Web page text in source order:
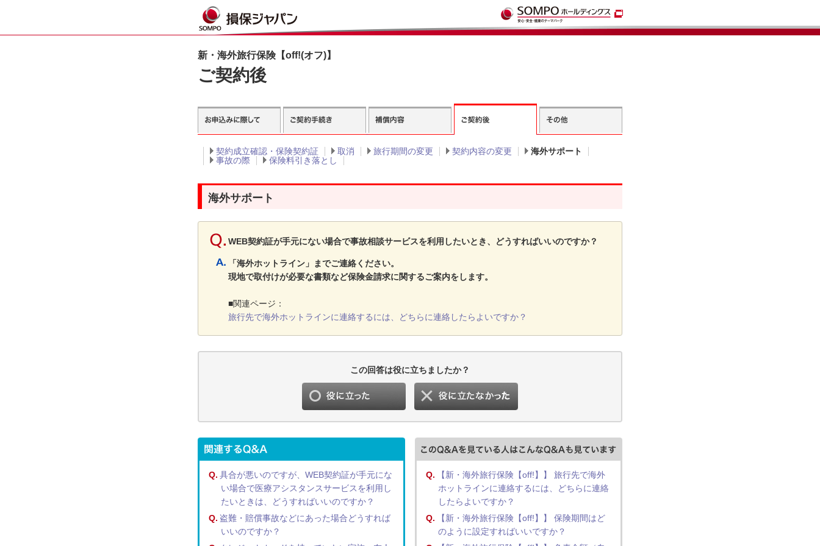
新・海外旅行保険【off!(オフ)】
ご契約後
契約成立確認・保険契約証 取消 旅行期間の変更 契約内容の変更
海外サポート
事故の際
保険料引き落とし
海外サポート
WEB契約証が手元にない場合で事故相談サービスを利用したいとき、どうすればいいのですか？
「海外ホットライン」までご連絡ください。
現地で取付けが必要な書類など保険金請求に関するご案内をします。
■関連ページ：
旅行先で海外ホットラインに連絡するには、どちらに連絡したらよいですか？
この回答は役に立ちましたか？
Q. 具合が悪いのですが、WEB契約証が手元にな
い場合で医療アシスタンスサービスを利用し
たいときは、どうすればいいのですか？
Q. 盗難・賠償事故などにあった場合どうすれば
いいのですか？
Q.
【新・海外旅行保険【off!】】 旅行先で海外
ホットラインに連絡するには、どちらに連絡
したらよいですか？
Q.
【新・海外旅行保険【off!】】 保険期間はど
のように設定すればいいですか？